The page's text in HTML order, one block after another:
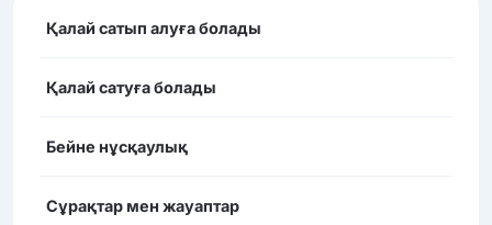
Қалай сатып алуға болады
Қалай сатуға болады
Бейне нұсқаулық
Сұрақтар мен жауаптар